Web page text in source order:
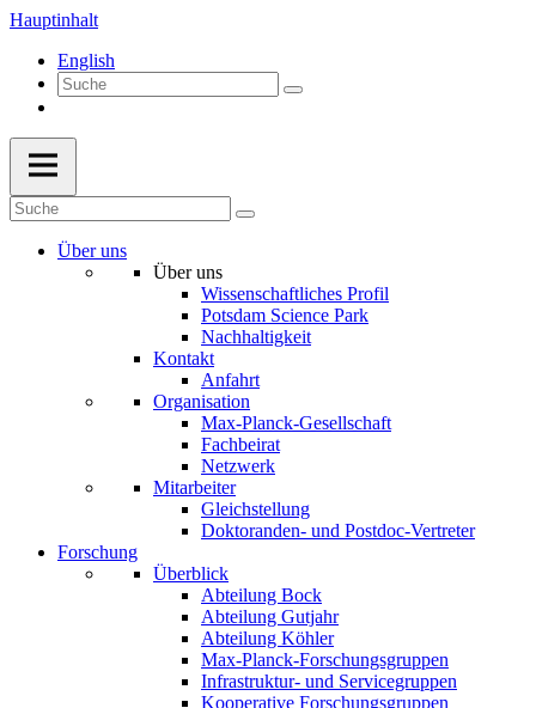
Hauptinhalt
English
Über uns
Über uns
Wissenschaftliches Profil
Potsdam Science Park
Nachhaltigkeit
Kontakt
Anfahrt
Organisation
Max-Planck-Gesellschaft
Fachbeirat
Netzwerk
Mitarbeiter
Gleichstellung
Doktoranden- und Postdoc-Vertreter
Forschung
Überblick
Abteilung Bock
Abteilung Gutjahr
Abteilung Köhler
Max-Planck-Forschungsgruppen
Infrastruktur- und Servicegruppen
Kooperative Forschungsgruppen